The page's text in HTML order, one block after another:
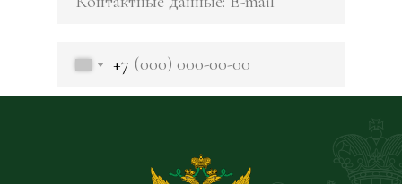
+7
Согласен с политикой конфиденциальности